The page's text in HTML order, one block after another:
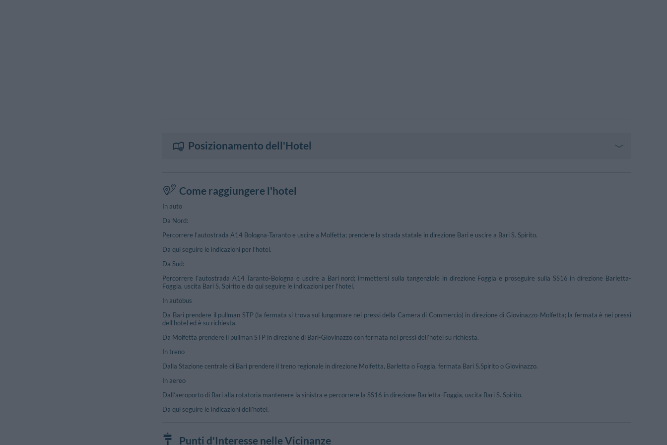
Posizionamento dell'Hotel
Come raggiungere l'hotel
In auto
Da Nord:
Percorrere l’autostrada A14 Bologna-Taranto e uscire a Molfetta; prendere la strada statale in direzione Bari e uscire a Bari S. Spirito.
Da qui seguire le indicazioni per l’hotel.
Da Sud:
Percorrere l’autostrada A14 Taranto-Bologna e uscire a Bari nord; immettersi sulla tangenziale in direzione Foggia e proseguire sulla SS16 in direzione Barletta-
Foggia, uscita Bari S. Spirito e da qui seguire le indicazioni per l'hotel.
In autobus
Da Bari prendere il pullman STP (la fermata si trova sul lungomare nei pressi della Camera di Commercio) in direzione di Giovinazzo-Molfetta; la fermata è nei pressi
dell’hotel ed è su richiesta.
Da Molfetta prendere il pullman STP in direzione di Bari-Giovinazzo con fermata nei pressi dell’hotel su richiesta.
In treno
Dalla Stazione centrale di Bari prendere il treno regionale in direzione Molfetta, Barletta o Foggia, fermata Bari S.Spirito o Giovinazzo.
In aereo
Dall’aeroporto di Bari alla rotatoria mantenere la sinistra e percorrere la SS16 in direzione Barletta-Foggia, uscita Bari S. Spirito.
Da qui seguire le indicazioni dell’hotel.
Punti d'Interesse nelle Vicinanze